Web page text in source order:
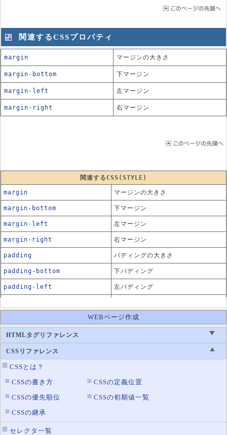
関連するCSSプロパティ
margin マージンの大きさ
margin-bottom 下マージン
margin-left 左マージン
margin-right 右マージン
関連するCSS(STYLE)
margin マージンの大きさ
margin-bottom 下マージン
margin-left 左マージン
margin-right 右マージン
padding パディングの大きさ
padding-bottom 下パディング
padding-left 左パディング
上パディング
WEBページ作成
HTMLタグリファレンス
CSSリファレンス
CSSとは？
CSSの書き方
CSSの定義位置
CSSの優先順位
CSSの初期値一覧
CSSの継承
セレクタ一覧